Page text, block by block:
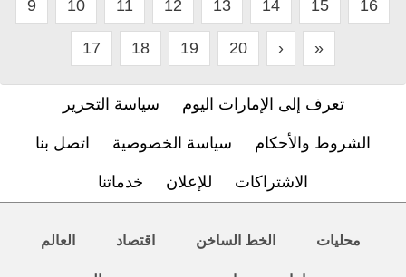
9 10 11 12 13 14 15 16
17 18 19 20 › »
تعرف إلى الإمارات اليوم سياسة التحرير
الشروط والأحكام سياسة الخصوصية اتصل بنا
الاشتراكات للإعلان خدماتنا
محليات الخط الساخن اقتصاد العالم